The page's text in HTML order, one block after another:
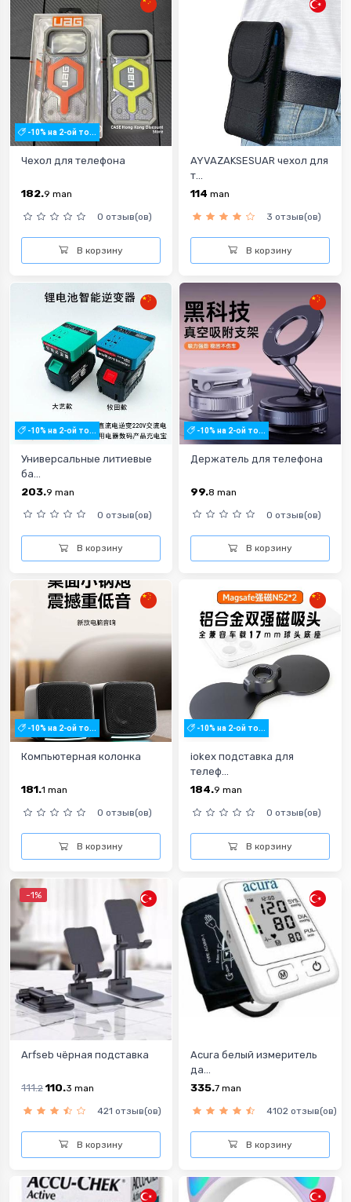
-10% на 2-ой то...
Чехол для телефона
182.9 man
0 отзыв(ов)
В корзину
AYVAZAKSESUAR чехол для
т...
114 man
3 отзыв(ов)
В корзину
-10% на 2-ой то...
Универсальные литиевые
ба...
203.9 man
0 отзыв(ов)
В корзину
-10% на 2-ой то...
Держатель для телефона
99.8 man
0 отзыв(ов)
В корзину
-10% на 2-ой то...
Компьютерная колонка
181.1 man
0 отзыв(ов)
В корзину
-10% на 2-ой то...
iokex подставка для
телеф...
184.9 man
0 отзыв(ов)
В корзину
-1%
Arfseb чёрная подставка
111.2 110.3 man
421 отзыв(ов)
В корзину
Acura белый измеритель
да...
335.7 man
4102 отзыв(ов)
В корзину